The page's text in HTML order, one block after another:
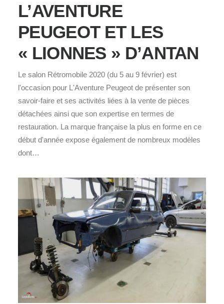
L’AVENTURE
PEUGEOT ET LES
« LIONNES » D’ANTAN
Le salon Rétromobile 2020 (du 5 au 9 février) est
l'occasion pour L'Aventure Peugeot de présenter son
savoir-faire et ses activités liées à la vente de pièces
détachées ainsi que son expertise en termes de
restauration. La marque française la plus en forme en ce
début d'année expose également de nombreux modèles
dont…